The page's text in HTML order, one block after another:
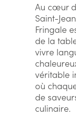
Au cœur
Saint-
Fringale
de la
vivre
véritable
où
de
culinaire.